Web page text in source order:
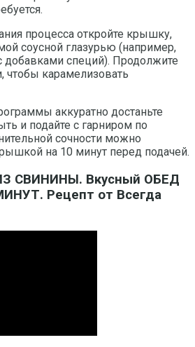
процесса откройте крышку,
соусной глазурью (например,
добавками специй). Продолжите
чтобы карамелизовать
аккуратно достаньте
и подайте с гарниром по
сочности можно
на 10 минут перед подачей.
СВИНИНЫ. Вкусный ОБЕД
Рецепт от Всегда